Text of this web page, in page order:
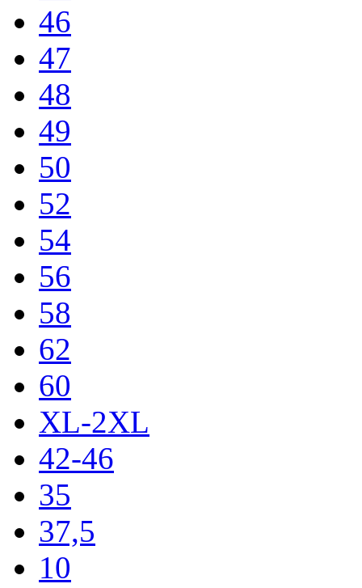
46
47
48
49
50
52
54
56
58
62
60
XL-2XL
42-46
35
37,5
10